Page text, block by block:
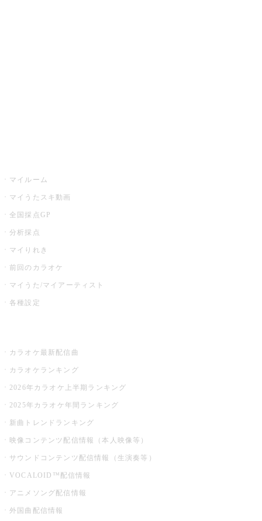
マイルーム
マイうたスキ動画
全国採点GP
分析採点
マイりれき
前回のカラオケ
マイうた/マイアーティスト
各種設定
カラオケ最新配信曲
カラオケランキング
2026年カラオケ上半期ランキング
2025年カラオケ年間ランキング
新曲トレンドランキング
映像コンテンツ配信情報（本人映像等）
サウンドコンテンツ配信情報（生演奏等）
VOCALOID™配信情報
アニメソング配信情報
外国曲配信情報